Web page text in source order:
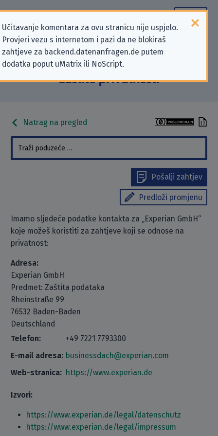
Učitavanje komentara za ovu stranicu nije uspjelo.
Provjeri vezu s internetom i pazi da ne blokiraš
zahtjeve za backend.datenanfragen.de putem
dodatka poput uMatrix ili NoScript.
Podaci kontakta „Experian GmbH”
koji se odnose na zahtjeve za
zaštitu privatnosti
Natrag na pregled
Pošalji zahtjev
Predloži promjenu
Imamo sljedeće podatke kontakta za „Experian GmbH“
koje možeš koristiti za zahtjeve koji se odnose na
privatnost:
Adresa:
Experian GmbH
Predmet: Zaštita podataka
Rheinstraße 99
76532 Baden-Baden
Deutschland
Telefon:
+49 7221 7793300
E-mail adresa: businessdach@experian.com
Web-stranica: https://www.experian.de
Izvori:
https://www.experian.de/legal/datenschutz
https://www.experian.de/legal/impressum